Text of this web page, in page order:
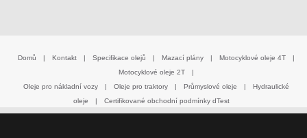
Domů Kontakt Specifikace olejů Mazací plány Motocyklové oleje 4T
Motocyklové oleje 2T
Oleje pro nákladní vozy
Oleje pro traktory Průmyslové oleje
Hydraulické
oleje
Certifikované obchodní podmínky dTest